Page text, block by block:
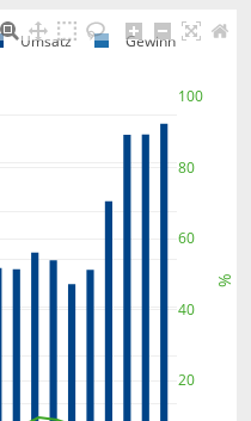
20
40
60
80
100
Umsatz Gewinn
%